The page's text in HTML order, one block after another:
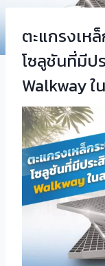
ตะแกรงเห
โซลูชันที่มีป
Walkway